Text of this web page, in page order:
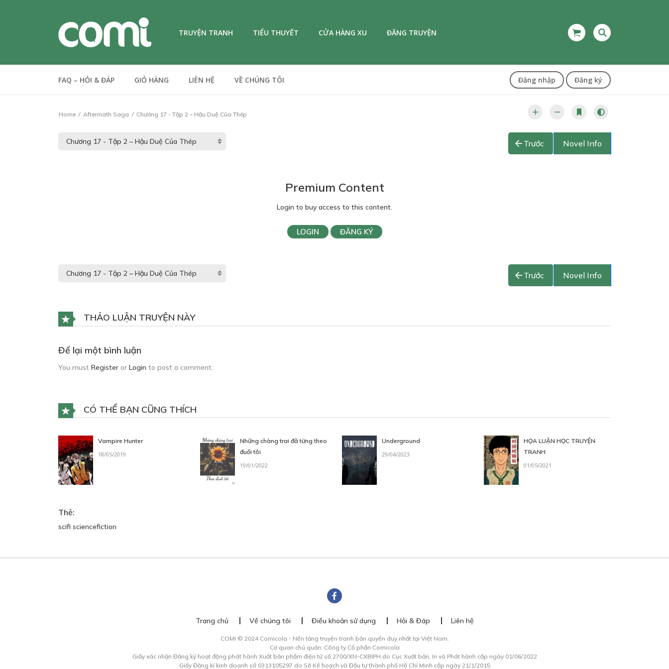
TRUYỆN TRANH TIỂU THUYẾT CỬA HÀNG XU ĐĂNG TRUYỆN
FAQ – HỎI & ĐÁP GIỎ HÀNG LIÊN HỆ VỀ CHÚNG TÔI Đăng nhập Đăng ký
Home Aftermath Saga Chương 17 - Tập 2 – Hậu Duệ Của Thép
Trước Novel Info
Premium Content
Login to buy access to this content.
LOGIN ĐĂNG KÝ
Trước Novel Info
THẢO LUẬN TRUYỆN NÀY
Để lại một bình luận
You must Register or Login to post a comment.
CÓ THỂ BẠN CŨNG THÍCH
Vampire Hunter
18/05/2019
Những chàng trai đã từng theo
đuổi tôi
19/01/2022
Underground
29/04/2023
HỌA LUẬN HỌC TRUYỆN
TRANH
01/05/2021
Thẻ:
scifi sciencefiction
Trang chủ Về chúng tôi Điều khoản sử dụng Hỏi & Đáp Liên hệ
COMI © 2024 Comicola - Nền tảng truyện tranh bản quyền duy nhất tại Việt Nam.
Cơ quan chủ quản: Công ty Cổ phần Comicola
Giấy xác nhận Đăng ký hoạt động phát hành Xuất bản phẩm điện tử số 2700/XN-CXBIPH do Cục Xuất bản, In và Phát hành cấp ngày 01/06/2022
Giấy Đăng kí kinh doanh số 0313105297 do Sở Kế hoạch và Đầu tư thành phố Hồ Chí Minh cấp ngày 21/1/2015